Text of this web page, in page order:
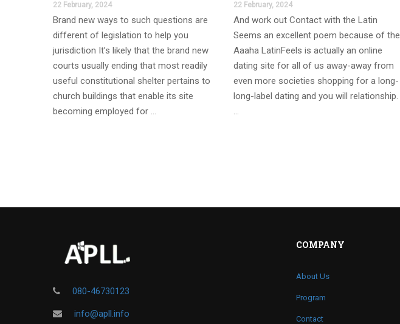
22 February, 2024
Brand new ways to such questions are
different of legislation to help you
jurisdiction It’s likely that the brand new
courts usually ending that most readily
useful constitutional shelter pertains to
church buildings that enable its site
becoming employed for …
22 February, 2024
And work out Contact with the Latin
Seems an excellent poem because of the
Aaaha LatinFeels is actually an online
dating site for all of us away-away from
even more societies shopping for a long-
long-label dating and you will relationship.
…
080-46730123
info@apll.info
COMPANY
About Us
Program
Contact